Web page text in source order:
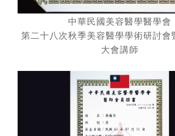
中華民國美容醫學醫學會
第二十八次秋季美容醫學學術研討會
大會講師